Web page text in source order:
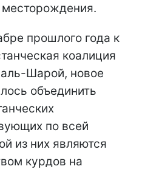
прошлого года к
коалиция
Шарой, новое
объединить
по всей
из них являются
курдов на